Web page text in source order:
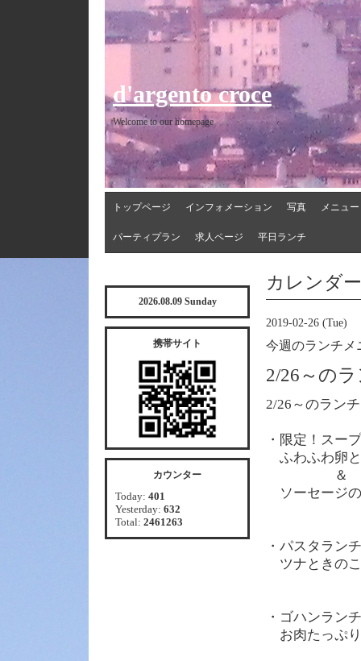
d'argento croce
Welcome to our homepage
トップページ インフォメーション 写真 メニュー
パーティプラン 求人ページ 平日ランチ
カレンダー
2019-02-26 (Tue)
今週のランチメ
2/26～の
2/26～のラン
・限定！スー
ふわふわ卵
＆
ソーセージ
・パスタランチ
ツナときの
・ゴハンランチ
お肉たっぷ
2026.08.09 Sunday
携帯サイト
カウンター
Today: 401
Yesterday: 632
Total: 2461263